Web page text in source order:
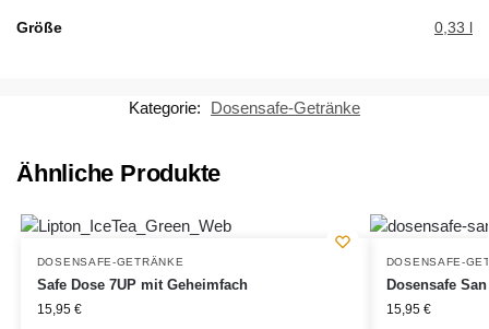
Größe 0,33 l
Kategorie: Dosensafe-Getränke
Ähnliche Produkte
DOSENSAFE-GETRÄNKE
Safe Dose 7UP mit Geheimfach
15,95 €
DOSENSAFE-
Dosensafe
15,95 €